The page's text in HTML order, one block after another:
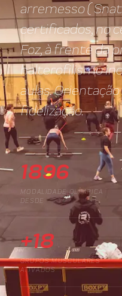
arremesso (
certificados, no
Foz, à frente da
halterofilismo
aulas.
fidelização.
1896
MODALIDADE OLÍMPICA
DESDE
+18
GRUPOS MUSCULARES
ATIVADOS